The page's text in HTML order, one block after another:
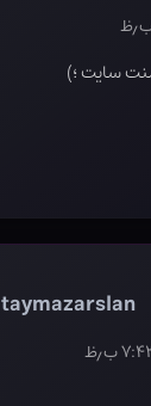
سایت ؛)
taymazarslan